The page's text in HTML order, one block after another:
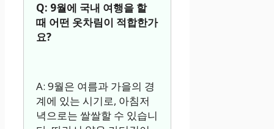
Q: 9월에 국내 여행을 할
때 어떤 옷차림이 적합한가
요?
A: 9월은 여름과 가을의 경
계에 있는 시기로, 아침저
녁으로는 쌀쌀할 수 있습니